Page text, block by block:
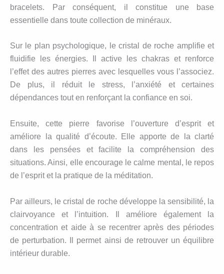
bracelets. Par conséquent, il constitue une base
essentielle dans toute collection de minéraux.
Sur le plan psychologique, le cristal de roche amplifie et
fluidifie les énergies. Il active les chakras et renforce
l’effet des autres pierres avec lesquelles vous l’associez.
De plus, il réduit le stress, l’anxiété et certaines
dépendances tout en renforçant la confiance en soi.
Ensuite, cette pierre favorise l’ouverture d’esprit et
améliore la qualité d’écoute. Elle apporte de la clarté
dans les pensées et facilite la compréhension des
situations. Ainsi, elle encourage le calme mental, le repos
de l’esprit et la pratique de la méditation.
Par ailleurs, le cristal de roche développe la sensibilité, la
clairvoyance et l’intuition. Il améliore également la
concentration et aide à se recentrer après des périodes
de perturbation. Il permet ainsi de retrouver un équilibre
intérieur durable.